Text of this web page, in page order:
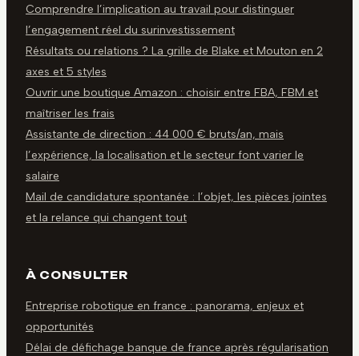
Comprendre l’implication au travail pour distinguer
l’engagement réel du surinvestissement
Résultats ou relations ? La grille de Blake et Mouton en 2
axes et 5 styles
Ouvrir une boutique Amazon : choisir entre FBA, FBM et
maîtriser les frais
Assistante de direction : 44 000 € bruts/an, mais
l’expérience, la localisation et le secteur font varier le
salaire
Mail de candidature spontanée : l’objet, les pièces jointes
et la relance qui changent tout
À CONSULTER
Entreprise robotique en france : panorama, enjeux et
opportunités
Délai de défichage banque de france après régularisation